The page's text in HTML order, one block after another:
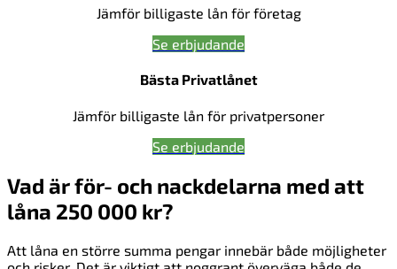
Jämför billigaste lån för företag
Se erbjudande
Bästa Privatlånet
Jämför billigaste lån för privatpersoner
Se erbjudande
Vad är för- och nackdelarna med att
låna 250 000 kr?
Att låna en större summa pengar innebär både möjligheter